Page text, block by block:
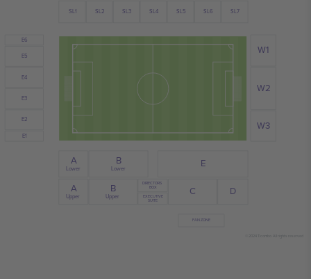
DIRECTORS
BOX
EXECUTIVE
SUITE
SL1 SL2 SL3 SL4 SL5 SL6 SL7
A
Lower
B
Lower E
A
Upper
B
Upper C D
E1
E2
E3
E4
E5
E6
W3
W2
W1
FAN ZONE